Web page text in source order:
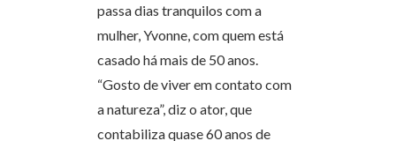
passa dias tranquilos com a
mulher, Yvonne, com quem está
casado há mais de 50 anos.
“Gosto de viver em contato com
a natureza”, diz o ator, que
contabiliza quase 60 anos de